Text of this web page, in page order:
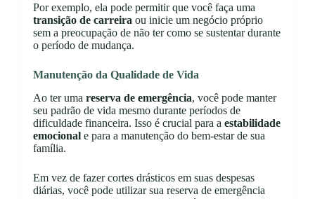
Por exemplo, ela pode permitir que você faça uma
transição de carreira ou inicie um negócio próprio
sem a preocupação de não ter como se sustentar durante
o período de mudança.
Manutenção da Qualidade de Vida
Ao ter uma reserva de emergência, você pode manter
seu padrão de vida mesmo durante períodos de
dificuldade financeira. Isso é crucial para a estabilidade
emocionale para a manutenção do bem-estar de sua
família.
Em vez de fazer cortes drásticos em suas despesas
diárias, você pode utilizar sua reserva de emergência